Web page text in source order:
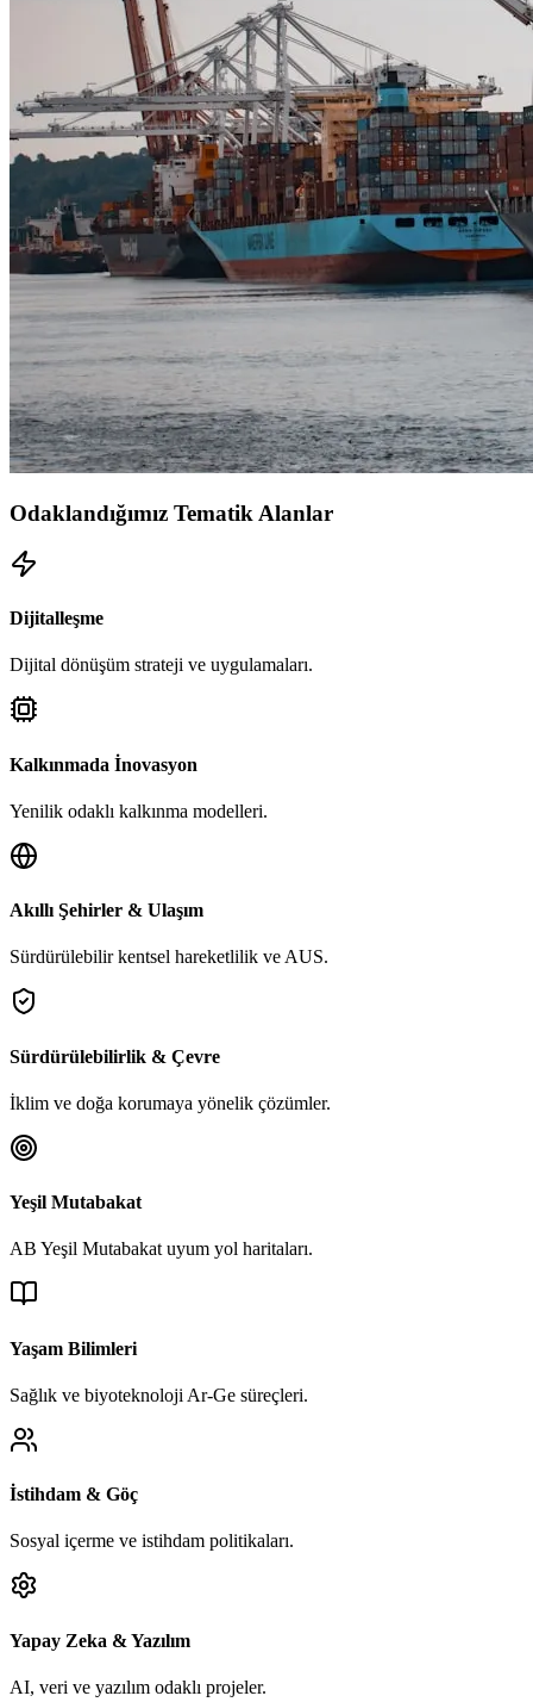
Odaklandığımız Tematik Alanlar
Dijitalleşme
Dijital dönüşüm strateji ve uygulamaları.
Kalkınmada İnovasyon
Yenilik odaklı kalkınma modelleri.
Akıllı Şehirler & Ulaşım
Sürdürülebilir kentsel hareketlilik ve AUS.
Sürdürülebilirlik & Çevre
İklim ve doğa korumaya yönelik çözümler.
Yeşil Mutabakat
AB Yeşil Mutabakat uyum yol haritaları.
Yaşam Bilimleri
Sağlık ve biyoteknoloji Ar-Ge süreçleri.
İstihdam & Göç
Sosyal içerme ve istihdam politikaları.
Yapay Zeka & Yazılım
AI, veri ve yazılım odaklı projeler.